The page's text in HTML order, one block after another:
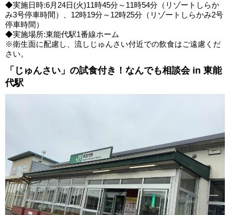
◆実施日時:6月24日(火)11時45分～11時54分（リゾートしらか
み3号停車時間）、12時19分～12時25分（リゾートしらかみ2号
停車時間）
◆実施場所:東能代駅1番線ホーム
※衛生面に配慮し、流しじゅんさい付近での飲食はご遠慮くだ
さい。
「じゅんさい」の試食付き！なんでも相談会 in 東能
代駅